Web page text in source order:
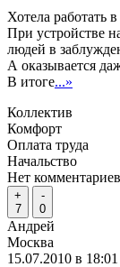
Хотела работать
При устройстве
людей в
А оказывается
В итоге...»
Коллектив
Комфорт
Оплата труда
Начальство
Нет
+
7
-
0
Андрей
Москва
15.07.2010 в 18:01